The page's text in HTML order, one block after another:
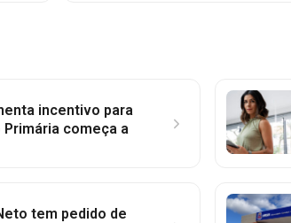
incentivo para
começa a
tem pedido de